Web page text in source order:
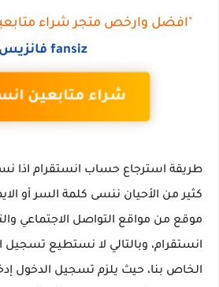
"افضل وارخص متجر شراء
fansiz فانزيس
شراء متابعين
طريقة استرجاع حساب انستقرام اذا
كثير من الأحيان ننسى كلمة السر أو
موقع من مواقع التواصل الاجتماعي
انستقرام، وبالتالي لا نستطيع
الخاص بنا، حيث يلزم تسجيل الدخول